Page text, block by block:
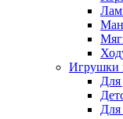
Игрушки
Для
Для